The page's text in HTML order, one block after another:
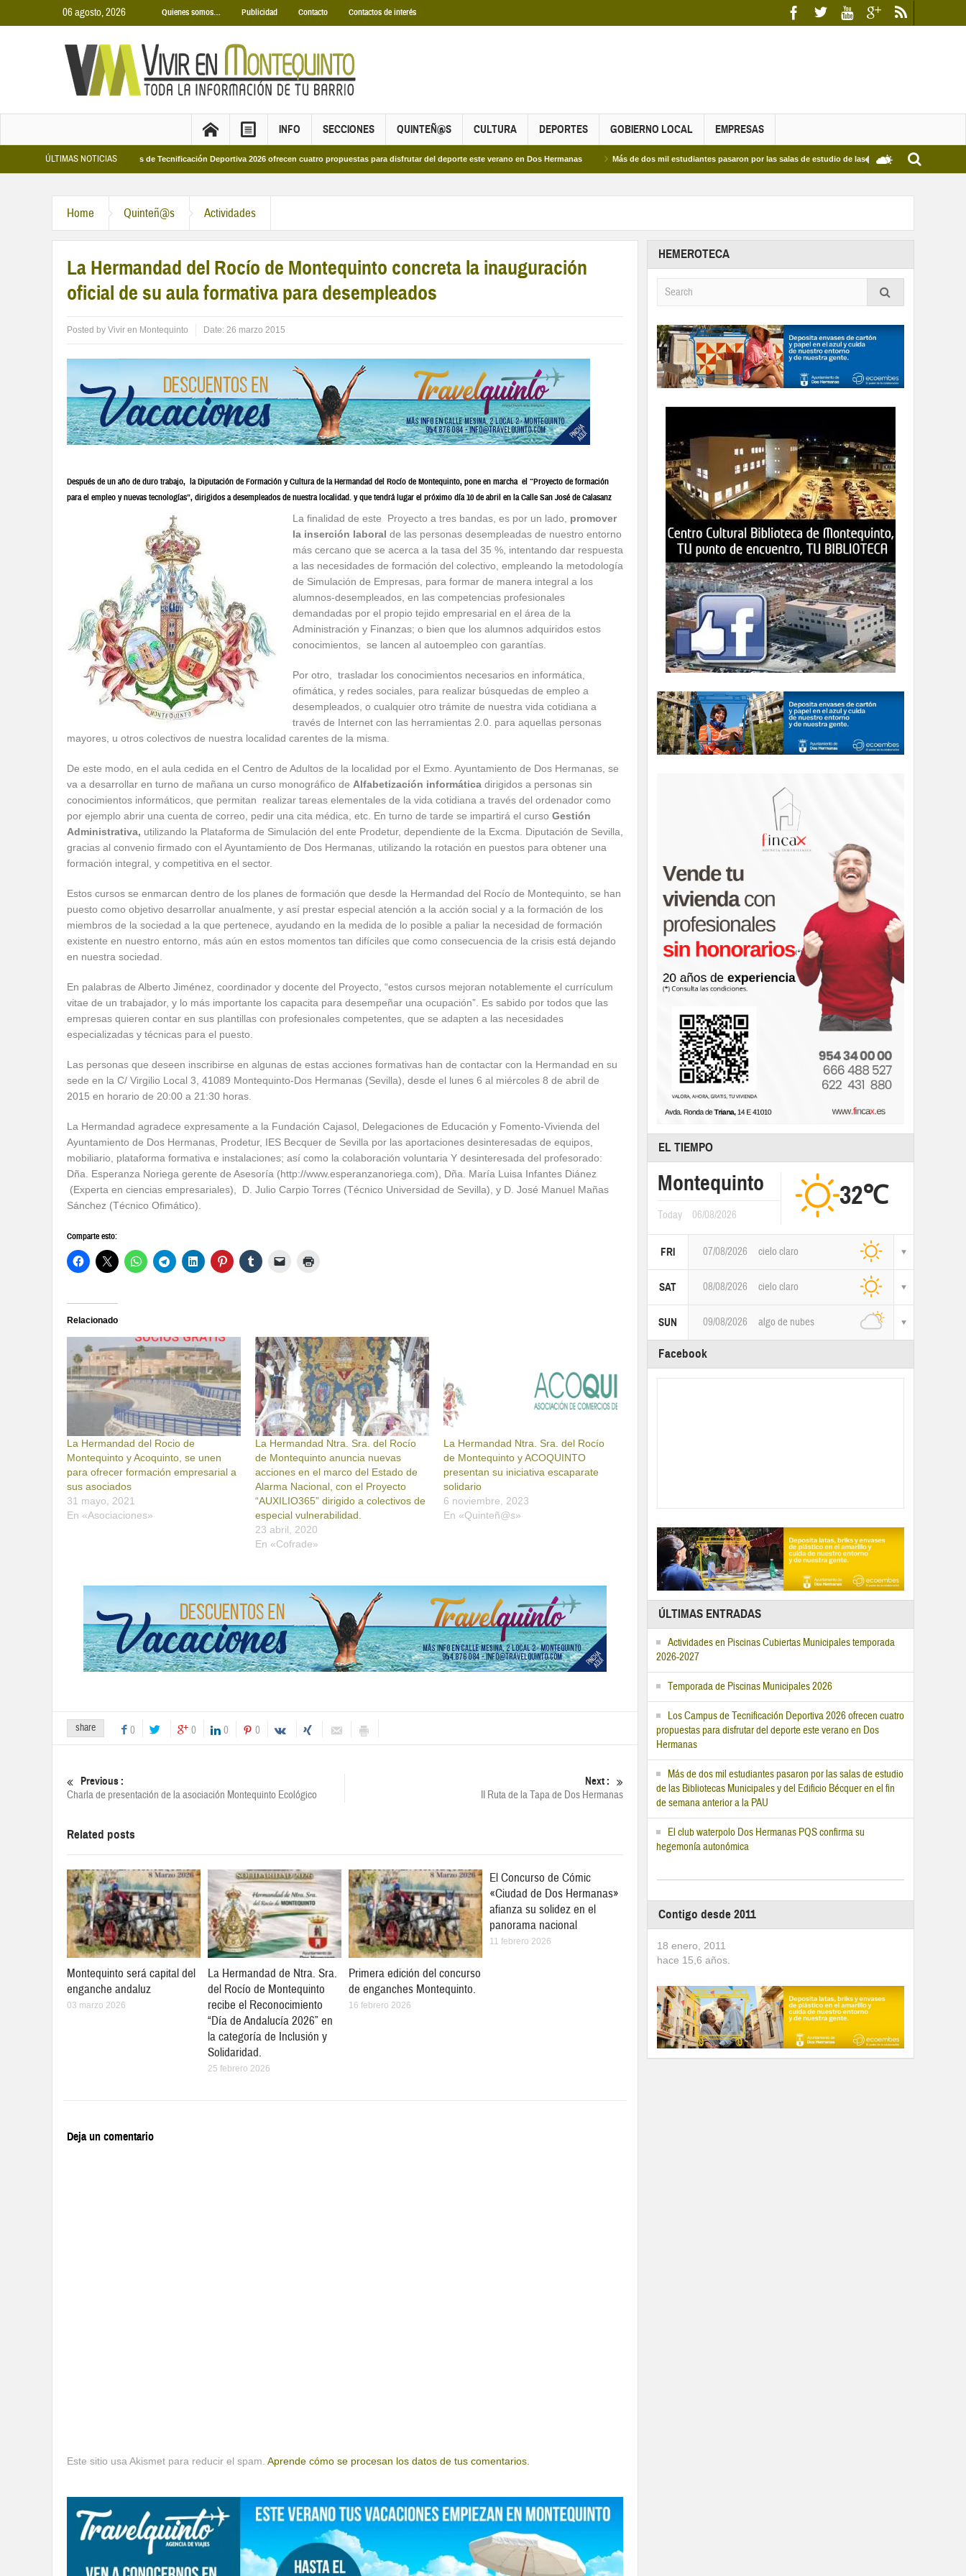
06 agosto, 2026 Quienes somos… Publicidad Contacto Contactos de interés
INFO SECCIONES QUINTEÑ@S CULTURA DEPORTES GOBIERNO LOCAL EMPRESAS
ÚLTIMAS NOTICIAS
Los Campus de Tecnificación Deportiva 2026 ofrecen cuatro propuestas para disfrutar del deporte este verano en Dos Hermanas Más de dos mil estudiantes pasaron por las salas de estudio de las Bibliotecas Municipales y del
Home Quinteñ@s Actividades
La Hermandad del Rocío de Montequinto concreta la inauguración
oficial de su aula formativa para desempleados
Posted by Vivir en Montequinto Date: 26 marzo 2015
Después de un año de duro trabajo, la Diputación de Formación y Cultura de la Hermandad del Rocío de Montequinto, pone en marcha el “Proyecto de formación
para el empleo y nuevas tecnologías”, dirigidos a desempleados de nuestra localidad. y que tendrá lugar el próximo día 10 de abril en la Calle San José de Calasanz
La finalidad de este Proyecto a tres bandas, es por un lado, promover
la inserción laboral de las personas desempleadas de nuestro entorno
más cercano que se acerca a la tasa del 35 %, intentando dar respuesta
a las necesidades de formación del colectivo, empleando la metodología
de Simulación de Empresas, para formar de manera integral a los
alumnos-desempleados, en las competencias profesionales
demandadas por el propio tejido empresarial en el área de la
Administración y Finanzas; o bien que los alumnos adquiridos estos
conocimientos, se lancen al autoempleo con garantías.
Por otro, trasladar los conocimientos necesarios en informática,
ofimática, y redes sociales, para realizar búsquedas de empleo a
desempleados, o cualquier otro trámite de nuestra vida cotidiana a
través de Internet con las herramientas 2.0. para aquellas personas
mayores, u otros colectivos de nuestra localidad carentes de la misma.
De este modo, en el aula cedida en el Centro de Adultos de la localidad por el Exmo. Ayuntamiento de Dos Hermanas, se
va a desarrollar en turno de mañana un curso monográfico de Alfabetización informática dirigidos a personas sin
conocimientos informáticos, que permitan realizar tareas elementales de la vida cotidiana a través del ordenador como
por ejemplo abrir una cuenta de correo, pedir una cita médica, etc. En turno de tarde se impartirá el curso Gestión
Administrativa, utilizando la Plataforma de Simulación del ente Prodetur, dependiente de la Excma. Diputación de Sevilla,
gracias al convenio firmado con el Ayuntamiento de Dos Hermanas, utilizando la rotación en puestos para obtener una
formación integral, y competitiva en el sector.
Estos cursos se enmarcan dentro de los planes de formación que desde la Hermandad del Rocío de Montequinto, se han
puesto como objetivo desarrollar anualmente, y así prestar especial atención a la acción social y a la formación de los
miembros de la sociedad a la que pertenece, ayudando en la medida de lo posible a paliar la necesidad de formación
existente en nuestro entorno, más aún en estos momentos tan difíciles que como consecuencia de la crisis está dejando
en nuestra sociedad.
En palabras de Alberto Jiménez, coordinador y docente del Proyecto, “estos cursos mejoran notablemente el currículum
vitae de un trabajador, y lo más importante los capacita para desempeñar una ocupación”. Es sabido por todos que las
empresas quieren contar en sus plantillas con profesionales competentes, que se adapten a las necesidades
especializadas y técnicas para el puesto.
Las personas que deseen inscribirse en algunas de estas acciones formativas han de contactar con la Hermandad en su
sede en la C/ Virgilio Local 3, 41089 Montequinto-Dos Hermanas (Sevilla), desde el lunes 6 al miércoles 8 de abril de
2015 en horario de 20:00 a 21:30 horas.
La Hermandad agradece expresamente a la Fundación Cajasol, Delegaciones de Educación y Fomento-Vivienda del
Ayuntamiento de Dos Hermanas, Prodetur, IES Becquer de Sevilla por las aportaciones desinteresadas de equipos,
mobiliario, plataforma formativa e instalaciones; así como la colaboración voluntaria Y desinteresada del profesorado:
Dña. Esperanza Noriega gerente de Asesoría (http://www.esperanzanoriega.com), Dña. María Luisa Infantes Diánez
(Experta en ciencias empresariales), D. Julio Carpio Torres (Técnico Universidad de Sevilla), y D. José Manuel Mañas
Sánchez (Técnico Ofimático).
Comparte esto:
Relacionado
La Hermandad del Rocio de
Montequinto y Acoquinto, se unen
para ofrecer formación empresarial a
sus asociados
31 mayo, 2021
En «Asociaciones»
La Hermandad Ntra. Sra. del Rocío
de Montequinto anuncia nuevas
acciones en el marco del Estado de
Alarma Nacional, con el Proyecto
“AUXILIO365” dirigido a colectivos de
especial vulnerabilidad.
23 abril, 2020
En «Cofrade»
La Hermandad Ntra. Sra. del Rocío
de Montequinto y ACOQUINTO
presentan su iniciativa escaparate
solidario
6 noviembre, 2023
En «Quinteñ@s»
share 0 0 0 0
Previous :
Charla de presentación de la asociación Montequinto Ecológico
Next :
II Ruta de la Tapa de Dos Hermanas
Related posts
Montequinto será capital del
enganche andaluz
03 marzo 2026
La Hermandad de Ntra. Sra.
del Rocío de Montequinto
recibe el Reconocimiento
“Día de Andalucía 2026” en
la categoría de Inclusión y
Solidaridad.
25 febrero 2026
Primera edición del concurso
de enganches Montequinto.
16 febrero 2026
El Concurso de Cómic
«Ciudad de Dos Hermanas»
afianza su solidez en el
panorama nacional
11 febrero 2026
Deja un comentario
Este sitio usa Akismet para reducir el spam. Aprende cómo se procesan los datos de tus comentarios.
HEMEROTECA
EL TIEMPO
Montequinto
Today 06/08/2026
32℃
FRI 07/08/2026 cielo claro
SAT 08/08/2026 cielo claro
SUN 09/08/2026 algo de nubes
Facebook
ÚLTIMAS ENTRADAS
Actividades en Piscinas Cubiertas Municipales temporada
2026-2027
Temporada de Piscinas Municipales 2026
Los Campus de Tecnificación Deportiva 2026 ofrecen cuatro
propuestas para disfrutar del deporte este verano en Dos
Hermanas
Más de dos mil estudiantes pasaron por las salas de estudio
de las Bibliotecas Municipales y del Edificio Bécquer en el fin
de semana anterior a la PAU
El club waterpolo Dos Hermanas PQS confirma su
hegemonía autonómica
Contigo desde 2011
18 enero, 2011
hace 15,6 años.